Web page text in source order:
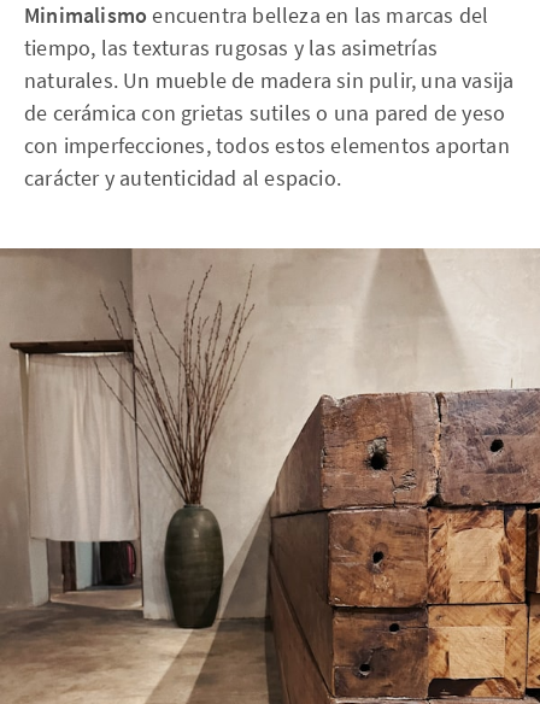
Minimalismo encuentra belleza en las marcas del
tiempo, las texturas rugosas y las asimetrías
naturales. Un mueble de madera sin pulir, una vasija
de cerámica con grietas sutiles o una pared de yeso
con imperfecciones, todos estos elementos aportan
carácter y autenticidad al espacio.